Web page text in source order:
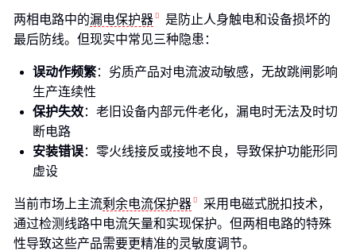
两相电路中的漏电保护器
是防止人身触电和设备损坏的
最后防线。但现实中常见三种隐患：
误动作频繁：劣质产品对电流波动敏感，无故跳闸影响
生产连续性
保护失效：老旧设备内部元件老化，漏电时无法及时切
断电路
安装错误：零火线接反或接地不良，导致保护功能形同
虚设
当前市场上主流剩余电流保护器
采用电磁式脱扣技术，
通过检测线路中电流矢量和实现保护。但两相电路的特殊
性导致这些产品需要更精准的灵敏度调节。